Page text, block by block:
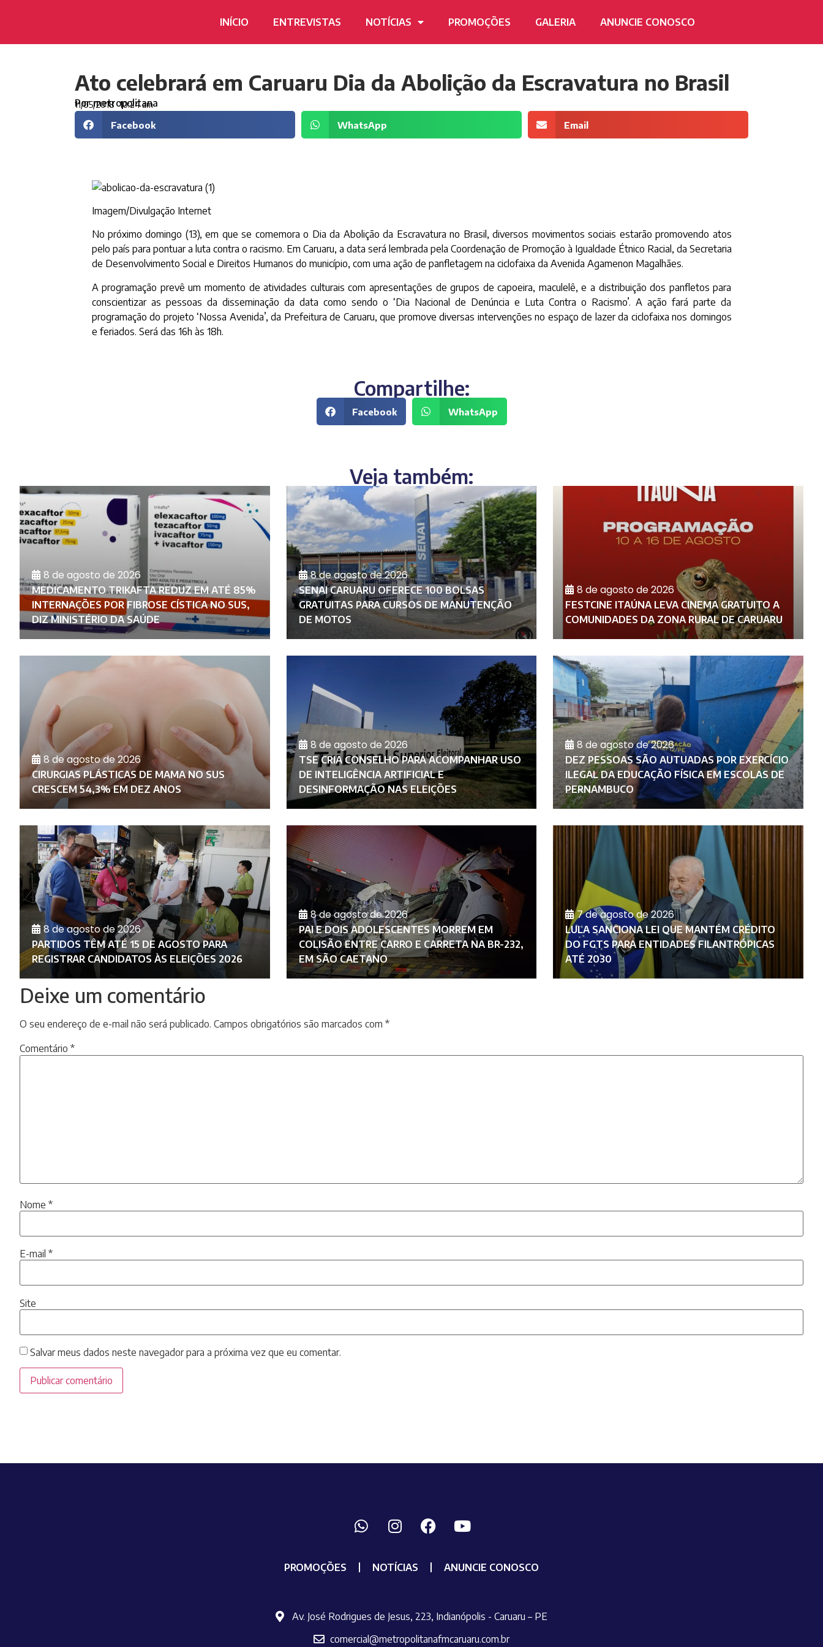
INÍCIO ENTREVISTAS NOTÍCIAS PROMOÇÕES GALERIA ANUNCIE CONOSCO
Ato celebrará em Caruaru Dia da Abolição da Escravatura no Brasil
Pormetropolitana
11/05/2018 10:24 am
Facebook WhatsApp Email
Imagem/Divulgação Internet
No próximo domingo (13), em que se comemora o Dia da Abolição da Escravatura no Brasil, diversos movimentos sociais estarão promovendo atos
pelo país para pontuar a luta contra o racismo. Em Caruaru, a data será lembrada pela Coordenação de Promoção à Igualdade Étnico Racial, da Secretaria
de Desenvolvimento Social e Direitos Humanos do município, com uma ação de panfletagem na ciclofaixa da Avenida Agamenon Magalhães.
A programação prevê um momento de atividades culturais com apresentações de grupos de capoeira, maculelê, e a distribuição dos panfletos para
conscientizar as pessoas da disseminação da data como sendo o ‘Dia Nacional de Denúncia e Luta Contra o Racismo’. A ação fará parte da
programação do projeto ‘Nossa Avenida’, da Prefeitura de Caruaru, que promove diversas intervenções no espaço de lazer da ciclofaixa nos domingos
e feriados. Será das 16h às 18h.
Compartilhe:
Facebook WhatsApp
Veja também:
8 de agosto de 2026
MEDICAMENTO TRIKAFTA REDUZ EM ATÉ 85%
INTERNAÇÕES POR FIBROSE CÍSTICA NO SUS,
DIZ MINISTÉRIO DA SAÚDE
8 de agosto de 2026
SENAI CARUARU OFERECE 100 BOLSAS
GRATUITAS PARA CURSOS DE MANUTENÇÃO
DE MOTOS
8 de agosto de 2026
FESTCINE ITAÚNA LEVA CINEMA GRATUITO A
COMUNIDADES DA ZONA RURAL DE CARUARU
8 de agosto de 2026
CIRURGIAS PLÁSTICAS DE MAMA NO SUS
CRESCEM 54,3% EM DEZ ANOS
8 de agosto de 2026
TSE CRIA CONSELHO PARA ACOMPANHAR USO
DE INTELIGÊNCIA ARTIFICIAL E
DESINFORMAÇÃO NAS ELEIÇÕES
8 de agosto de 2026
DEZ PESSOAS SÃO AUTUADAS POR EXERCÍCIO
ILEGAL DA EDUCAÇÃO FÍSICA EM ESCOLAS DE
PERNAMBUCO
8 de agosto de 2026
PARTIDOS TÊM ATÉ 15 DE AGOSTO PARA
REGISTRAR CANDIDATOS ÀS ELEIÇÕES 2026
8 de agosto de 2026
PAI E DOIS ADOLESCENTES MORREM EM
COLISÃO ENTRE CARRO E CARRETA NA BR-232,
EM SÃO CAETANO
7 de agosto de 2026
LULA SANCIONA LEI QUE MANTÉM CRÉDITO
DO FGTS PARA ENTIDADES FILANTRÓPICAS
ATÉ 2030
Deixe um comentário
O seu endereço de e-mail não será publicado. Campos obrigatórios são marcados com *
Comentário *
Nome *
E-mail *
Site
Salvar meus dados neste navegador para a próxima vez que eu comentar.
PROMOÇÕES NOTÍCIAS ANUNCIE CONOSCO
Av. José Rodrigues de Jesus, 223, Indianópolis - Caruaru – PE
comercial@metropolitanafmcaruaru.com.br